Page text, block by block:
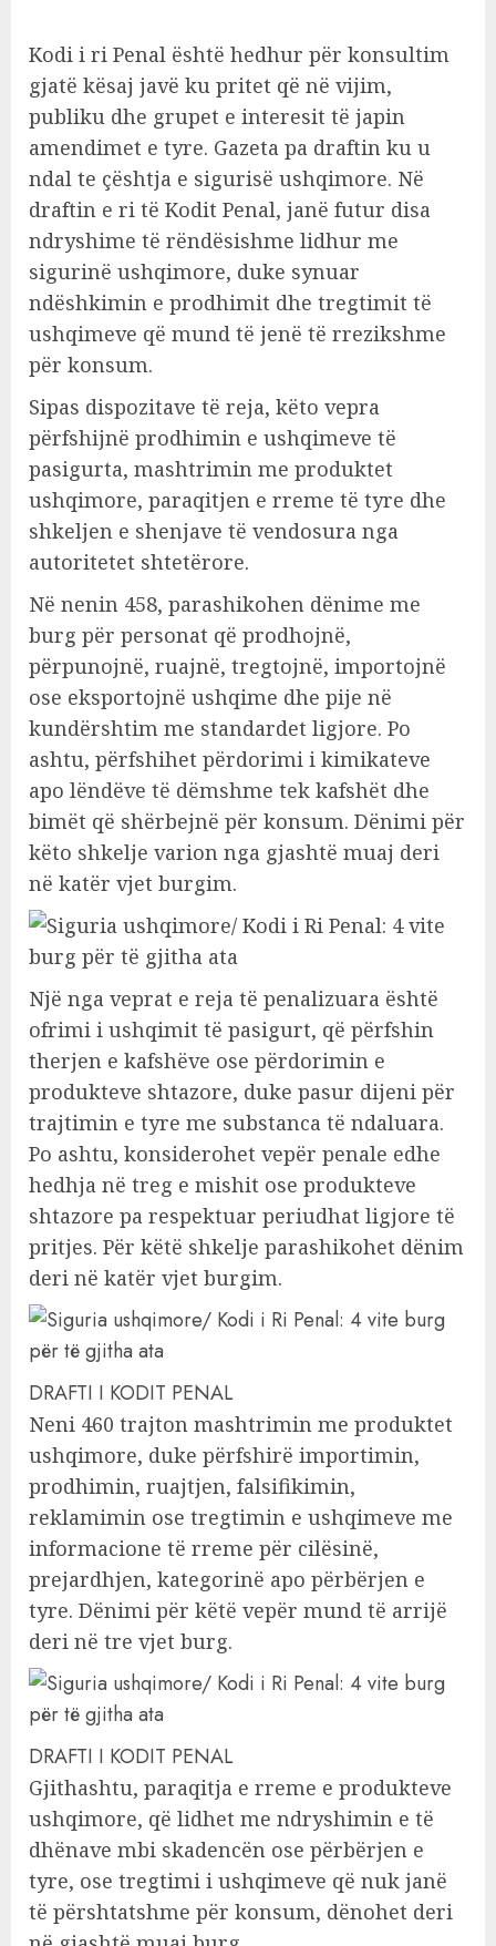
Kodi i ri Penal është hedhur për konsultim
gjatë kësaj javë ku pritet që në vijim,
publiku dhe grupet e interesit të japin
amendimet e tyre. Gazeta pa draftin ku u
ndal te çështja e sigurisë ushqimore. Në
draftin e ri të Kodit Penal, janë futur disa
ndryshime të rëndësishme lidhur me
sigurinë ushqimore, duke synuar
ndëshkimin e prodhimit dhe tregtimit të
ushqimeve që mund të jenë të rrezikshme
për konsum.
Sipas dispozitave të reja, këto vepra
përfshijnë prodhimin e ushqimeve të
pasigurta, mashtrimin me produktet
ushqimore, paraqitjen e rreme të tyre dhe
shkeljen e shenjave të vendosura nga
autoritetet shtetërore.
Në nenin 458, parashikohen dënime me
burg për personat që prodhojnë,
përpunojnë, ruajnë, tregtojnë, importojnë
ose eksportojnë ushqime dhe pije në
kundërshtim me standardet ligjore. Po
ashtu, përfshihet përdorimi i kimikateve
apo lëndëve të dëmshme tek kafshët dhe
bimët që shërbejnë për konsum. Dënimi për
këto shkelje varion nga gjashtë muaj deri
në katër vjet burgim.
Një nga veprat e reja të penalizuara është
ofrimi i ushqimit të pasigurt, që përfshin
therjen e kafshëve ose përdorimin e
produkteve shtazore, duke pasur dijeni për
trajtimin e tyre me substanca të ndaluara.
Po ashtu, konsiderohet vepër penale edhe
hedhja në treg e mishit ose produkteve
shtazore pa respektuar periudhat ligjore të
pritjes. Për këtë shkelje parashikohet dënim
deri në katër vjet burgim.
DRAFTI I KODIT PENAL
Neni 460 trajton mashtrimin me produktet
ushqimore, duke përfshirë importimin,
prodhimin, ruajtjen, falsifikimin,
reklamimin ose tregtimin e ushqimeve me
informacione të rreme për cilësinë,
prejardhjen, kategorinë apo përbërjen e
tyre. Dënimi për këtë vepër mund të arrijë
deri në tre vjet burg.
DRAFTI I KODIT PENAL
Gjithashtu, paraqitja e rreme e produkteve
ushqimore, që lidhet me ndryshimin e të
dhënave mbi skadencën ose përbërjen e
tyre, ose tregtimi i ushqimeve që nuk janë
të përshtatshme për konsum, dënohet deri